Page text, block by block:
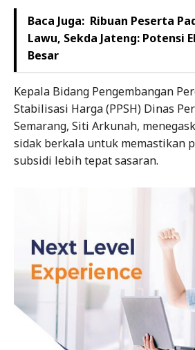
Baca Juga: Ribuan Peserta
Lawu, Sekda Jateng: Potensi
Besar
Kepala Bidang Pengembangan
Stabilisasi Harga (PPSH) Dinas
Semarang, Siti Arkunah,
sidak berkala untuk memastikan
subsidi lebih tepat sasaran.